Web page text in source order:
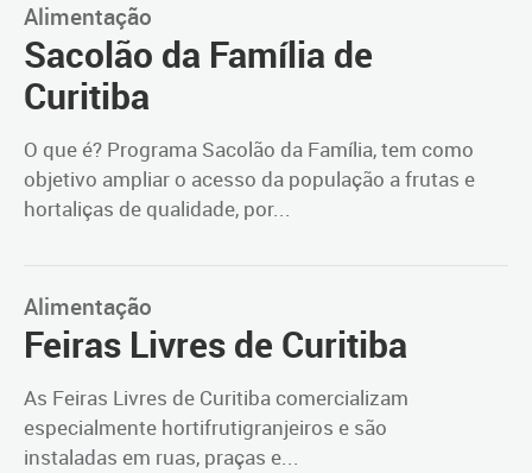
Alimentação
Sacolão da Família de
Curitiba
O que é? Programa Sacolão da Família, tem como
objetivo ampliar o acesso da população a frutas e
hortaliças de qualidade, por...
Alimentação
Feiras Livres de Curitiba
As Feiras Livres de Curitiba comercializam
especialmente hortifrutigranjeiros e são
instaladas em ruas, praças e...